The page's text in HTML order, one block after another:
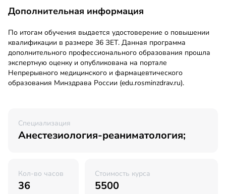
Дополнительная информация
По итогам обучения выдается удостоверение о повышении
квалификации в размере 36 ЗЕТ. Данная программа
дополнительного профессионального образования прошла
экспертную оценку и опубликована на портале
Непрерывного медицинского и фармацевтического
образования Минздрава России (edu.rosminzdrav.ru).
Специализация
Анестезиология-реаниматология;
Кол-во часов
36
Стоимость курса
5500